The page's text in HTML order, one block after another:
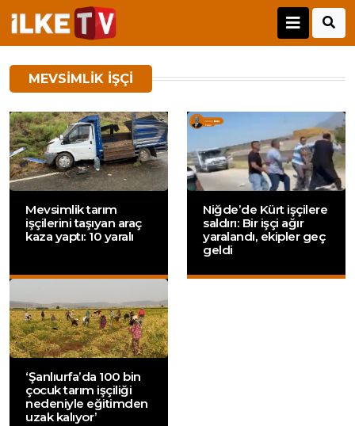
MEVSIMLIK IŞÇI
Mevsimlik tarım
işçilerini taşıyan araç
kaza yaptı: 10 yaralı
Niğde’de Kürt işçilere
saldırı: Bir işçi ağır
yaralandı, ekipler geç
geldi
‘Şanlıurfa’da 100 bin
çocuk tarım işçiliği
nedeniyle eğitimden
uzak kalıyor’